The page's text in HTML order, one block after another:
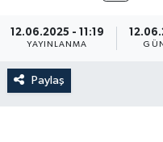
12.06.2025 - 11:19
YAYINLANMA
Paylaş
Kültür Sanat
Spor
Son Dakika
Haber Arşivi